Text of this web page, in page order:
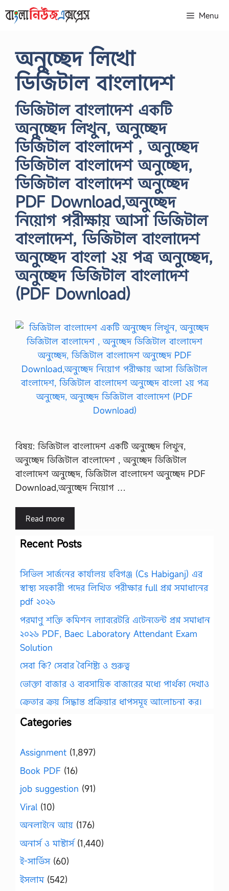
to
Menu
অনুচ্ছেদ লিখো
ডিজিটাল বাংলাদেশ
ডিজিটাল বাংলাদেশ একটি
অনুচ্ছেদ লিখুন, অনুচ্ছেদ
ডিজিটাল বাংলাদেশ , অনুচ্ছেদ
ডিজিটাল বাংলাদেশ অনুচ্ছেদ,
ডিজিটাল বাংলাদেশ অনুচ্ছেদ
PDF Download,অনুচ্ছেদ
নিয়োগ পরীক্ষায় আসা ডিজিটাল
বাংলাদেশ, ডিজিটাল বাংলাদেশ
অনুচ্ছেদ বাংলা ২য় পত্র অনুচ্ছেদ,
অনুচ্ছেদ ডিজিটাল বাংলাদেশ
(PDF Download)
বিষয়: ডিজিটাল বাংলাদেশ একটি অনুচ্ছেদ লিখুন,
অনুচ্ছেদ ডিজিটাল বাংলাদেশ , অনুচ্ছেদ ডিজিটাল
বাংলাদেশ অনুচ্ছেদ, ডিজিটাল বাংলাদেশ অনুচ্ছেদ PDF
Download,অনুচ্ছেদ নিয়োগ …
Read more
Recent Posts
সিভিল সার্জনের কার্যালয় হবিগঞ্জ (Cs Habiganj) এর
স্বাস্থ্য সহকারী পদের লিখিত পরীক্ষার full প্রশ্ন সমাধানের
pdf ২০২৬
পরমাণু শক্তি কমিশন ল্যাবরেটরি এটেনডেন্ট প্রশ্ন সমাধান
২০২৬ PDF, Baec Laboratory Attendant Exam
Solution
সেবা কি? সেবার বৈশিষ্ট্য ও গুরুত্ব
ভোক্তা বাজার ও ব্যবসায়িক বাজারের মধ্যে পার্থক্য দেখাও
ক্রেতার ক্রয় সিদ্ধান্ত প্রক্রিয়ার ধাপসমূহ আলোচনা কর।
Categories
Assignment (1,897)
Book PDF (16)
job suggestion (91)
Viral (10)
অনলাইনে আয় (176)
অনার্স ও মাস্টার্স(1,440)
ই-সার্ভিস(60)
ইসলাম(542)